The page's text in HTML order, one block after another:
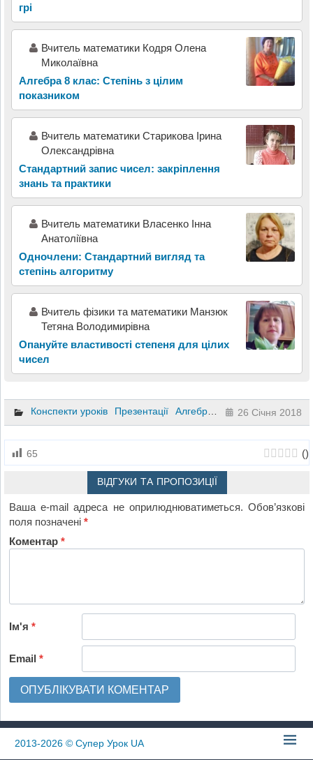
грі
Вчитель математики Кодря Олена
Миколаївна
Алгебра 8 клас: Степінь з цілим
показником
Вчитель математики Старикова Ірина
Олександрівна
Стандартний запис чисел: закріплення
знань та практики
Вчитель математики Власенко Інна
Анатоліївна
Одночлени: Стандартний вигляд та
степінь алгоритму
Вчитель фізики та математики Манзюк
Тетяна Володимирівна
Опануйте властивості степеня для цілих
чисел
Конспекти уроків Презентації Алгебра 8 клас26 Січня 2018
65 ()
ВІДГУКИ ТА ПРОПОЗИЦІЇ
Ваша e-mail адреса не оприлюднюватиметься. Обов’язкові
поля позначені*
Коментар*
Ім'я*
Email*
2013-2026 © Супер Урок UA